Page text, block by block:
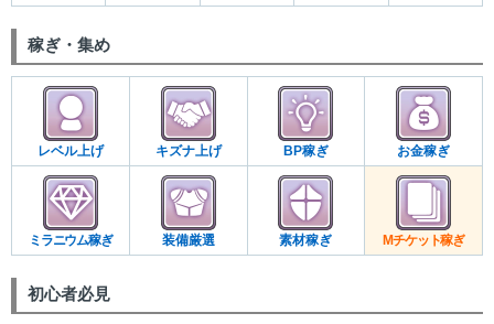
稼ぎ・集め
レベル上げ キズナ上げ BP稼ぎ お金稼ぎ
ミラニウム稼ぎ 装備厳選 素材稼ぎ Mチケット稼ぎ
初心者必見